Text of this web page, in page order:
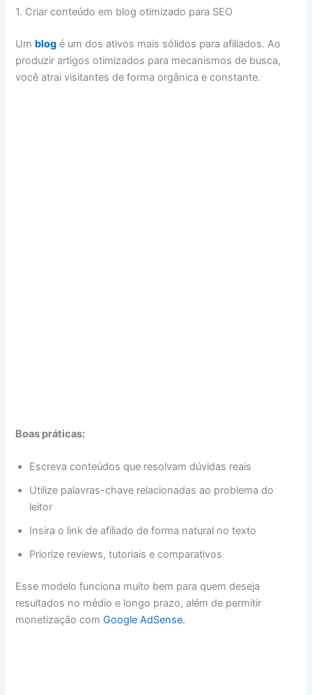
1. Criar conteúdo em blog otimizado para SEO
Um blog é um dos ativos mais sólidos para afiliados. Ao
produzir artigos otimizados para mecanismos de busca,
você atrai visitantes de forma orgânica e constante.
Boas práticas:
Escreva conteúdos que resolvam dúvidas reais
Utilize palavras-chave relacionadas ao problema do
leitor
Insira o link de afiliado de forma natural no texto
Priorize reviews, tutoriais e comparativos
Esse modelo funciona muito bem para quem deseja
resultados no médio e longo prazo, além de permitir
monetização comGoogle AdSense.